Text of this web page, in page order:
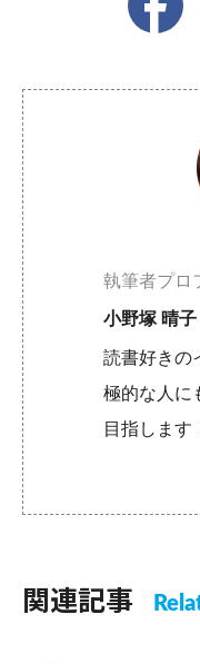
執筆者プロ
小野塚 晴子
読書好きの
極的な人に
目指します
関連記事